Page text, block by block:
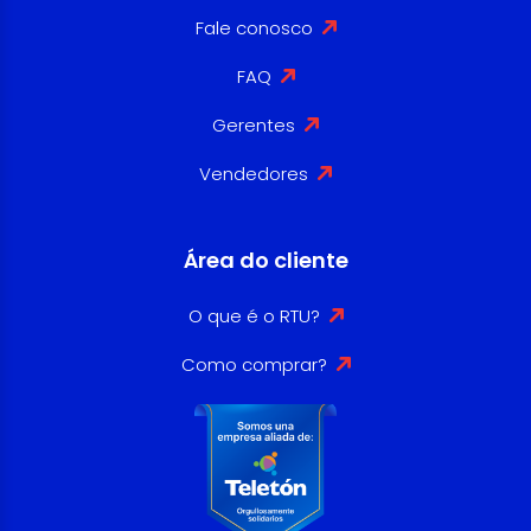
Fale conosco
FAQ
Gerentes
Vendedores
Área do cliente
O que é o RTU?
Como comprar?